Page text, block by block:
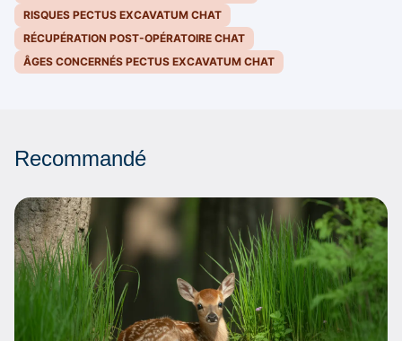
RISQUES PECTUS EXCAVATUM CHAT
RÉCUPÉRATION POST-OPÉRATOIRE CHAT
ÂGES CONCERNÉS PECTUS EXCAVATUM CHAT
Recommandé